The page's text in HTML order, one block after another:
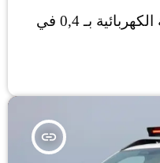
ارتفاع الإنتاج الوطني للطاقة الكهربائية بـ 0,4 في
insert_link